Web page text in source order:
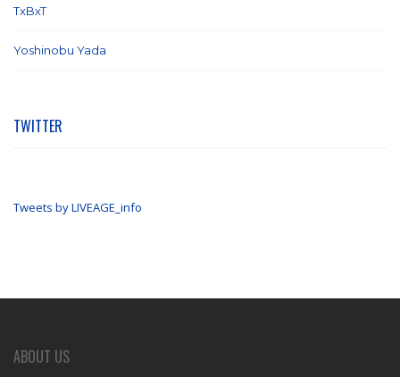
TxBxT
Yoshinobu Yada
TWITTER
Tweets by LIVEAGE_info
ABOUT US